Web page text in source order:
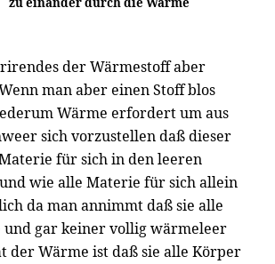
der Wärmestoff aber
man aber einen Stoff blos
Wärme erfordert um aus
sich vorzustellen daß dieser
für sich in den leeren
wie alle Materie für sich allein
da man annimmt daß sie alle
gar keiner vollig wärmeleer
der Wärme ist daß sie alle Körper